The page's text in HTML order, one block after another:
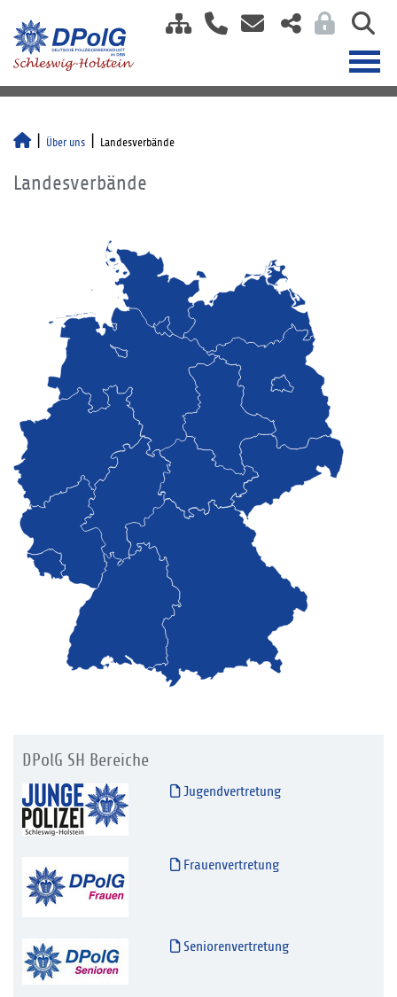
Über uns Landesverbände
Landesverbände
DPolG SH Bereiche
Jugendvertretung
Frauenvertretung
Seniorenvertretung